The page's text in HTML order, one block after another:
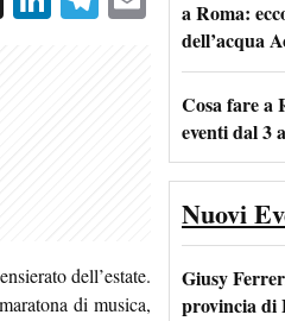
dell’estate.
di musica,
a Roma:
dell’acqua
Cosa fare a
eventi dal 3
Nuovi
Giusy
provincia di